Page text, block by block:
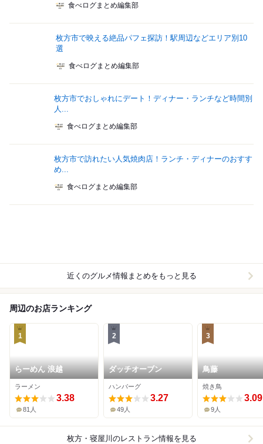
食べログまとめ編集部
枚方市で映える絶品パフェ探訪！駅周辺などエリア別10
選
食べログまとめ編集部
枚方市でおしゃれにデート！ディナー・ランチなど時間別
人...
食べログまとめ編集部
枚方市で訪れたい人気焼肉店！ランチ・ディナーのおすす
め...
食べログまとめ編集部
近くのグルメ情報まとめをもっと見る
周辺のお店ランキング
1
らーめん 浪越
ラーメン
3.38
81人
2
ダッチオーブン
ハンバーグ
3.27
49人
3
鳥藤
焼き鳥
3.09
9人
枚方・寝屋川 のレストラン情報を見る